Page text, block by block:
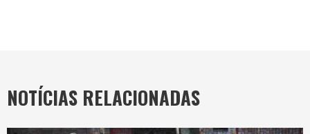
NOTÍCIAS RELACIONADAS